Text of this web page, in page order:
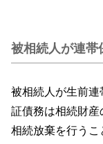
被相続人が連帯
被相続人が生前
証債務は相続財産
相続放棄を行う